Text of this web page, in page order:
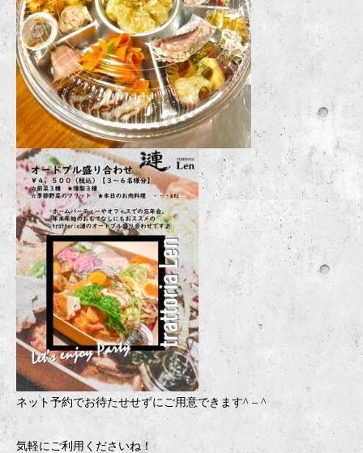
ネット予約でお待たせせずにご用意できます^ – ^
気軽にご利用くださいね！